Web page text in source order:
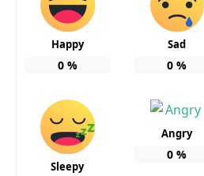
Happy
0%
Sad
0 %
Sleepy
Angry
0 %